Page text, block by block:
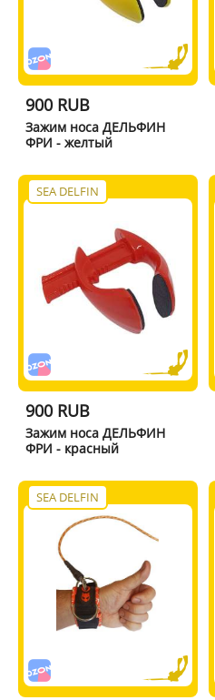
900 RUB
Зажим носа ДЕЛЬФИН
ФРИ - желтый
SEA DELFIN
900 RUB
Зажим носа ДЕЛЬФИН
ФРИ - красный
SEA DELFIN